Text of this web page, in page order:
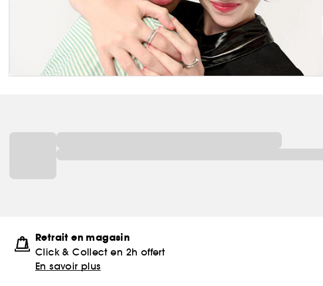
Retrait en magasin
Click & Collect en 2h offert
En savoir plus